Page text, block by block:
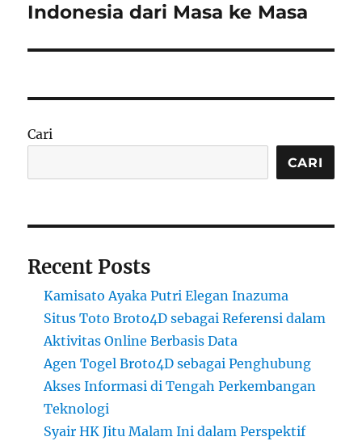
post:
Indonesia dari Masa ke Masa
Cari
CARI
Recent Posts
Kamisato Ayaka Putri Elegan Inazuma
Situs Toto Broto4D sebagai Referensi dalam
Aktivitas Online Berbasis Data
Agen Togel Broto4D sebagai Penghubung
Akses Informasi di Tengah Perkembangan
Teknologi
Syair HK Jitu Malam Ini dalam Perspektif